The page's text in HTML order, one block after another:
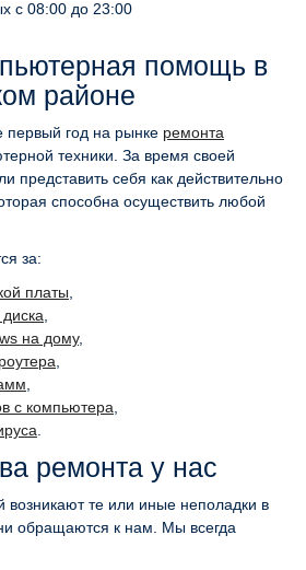
с 08:00 до 23:00
помощь в
районе
год на рынке ремонта
техники. За время своей
представить себя как действительно
способна осуществить любой
за:
платы
на дому,
с компьютера
ремонта у нас
возникают те или иные неполадки в
обращаются к нам. Мы всегда